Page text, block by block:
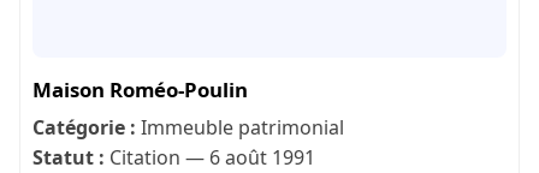
Maison Roméo-Poulin
Catégorie : Immeuble patrimonial
Statut : Citation — 6 août 1991